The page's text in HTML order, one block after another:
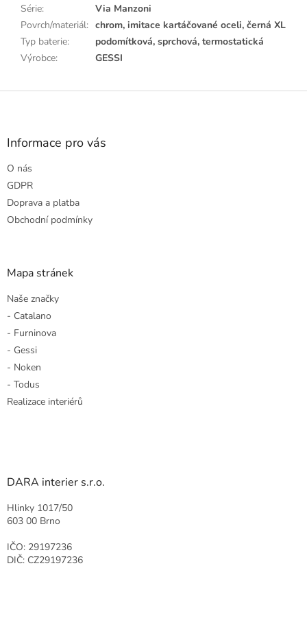
Série:
Via Manzoni
Povrch/materiál: chrom, imitace kartáčované oceli, černá XL
Typ baterie:
podomítková, sprchová, termostatická
Výrobce: GESSI
Z
Informace pro vás
O nás
GDPR
Doprava a platba
Obchodní podmínky
Mapa stránek
Naše značky
- Catalano
- Furninova
- Gessi
- Noken
- Todus
Realizace interiérů
DARA interier s.r.o.
Hlinky 1017/50
603 00 Brno
IČO: 29197236
DIČ: CZ29197236